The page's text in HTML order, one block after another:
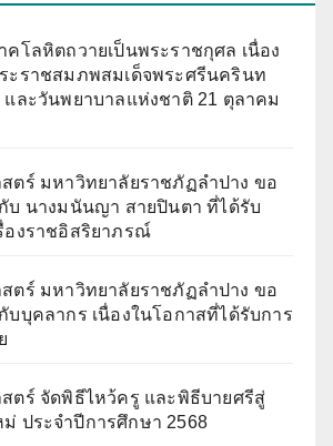
โลหิตถวายเป็นพระราชกุศล เนื่อง
ะราชสมภพสมเด็จพระศรีนครินท
ละวันพยาบาลแห่งชาติ 21 ตุลาคม
ตร์ มหาวิทยาลัยราชภัฏลำปาง ขอ
บ นางมนันญา สายปินตา ที่ได้รับ
องราชอิสริยาภรณ์
ตร์ มหาวิทยาลัยราชภัฏลำปาง ขอ
บบุคลากร เนื่องในโอกาสที่ได้รับการ
ตร์ จัดพิธีไหว้ครู และพิธีบายศรีสู่
ประจำปีการศึกษา 2568